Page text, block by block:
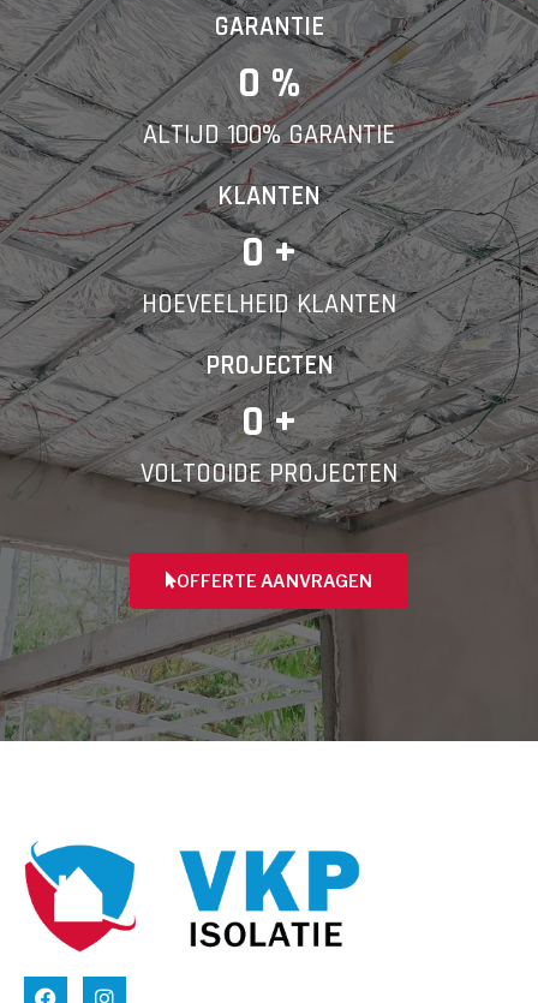
E-mail
Telefoonnummer
Vorige
GARANTIE
0 %
ALTIJD 100% GARANTIE
KLANTEN
0 +
HOEVEELHEID KLANTEN
PROJECTEN
0 +
VOLTOOIDE PROJECTEN
OFFERTE AANVRAGEN